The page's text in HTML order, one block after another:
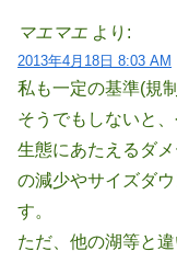
マエマエ より:
2013年4月18日 8:03 AM
私も一定の基準(規
そうでもしないと
生態にあたえるダ
の減少やサイズダ
す。
ただ、他の湖等と